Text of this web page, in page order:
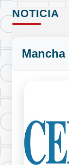
NOTICIA